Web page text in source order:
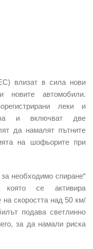
влизат в сила нови
новите автомобили.
леки и
и включват две
да намалят пътните
на шофьорите при
необходимо спиране“
която се активира
на скоростта над 50 км/
подава светлинно
за да намали риска